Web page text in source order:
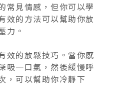
常見情感，但你可以學
效的方法可以幫助你放
力。
效的放鬆技巧。當你感
吸一口氣，然後緩慢呼
，可以幫助你冷靜下